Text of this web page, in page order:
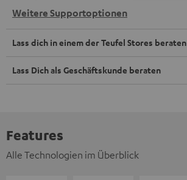
Weitere Supportoptionen
Lass dich in einem der Teufel Stores beraten
Lass Dich als Geschäftskunde beraten
Features
Alle Technologien im Überblick